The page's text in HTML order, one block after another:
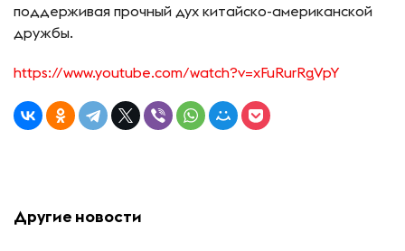
поддерживая прочный дух китайско-американской
дружбы.
https://www.youtube.com/watch?v=xFuRurRgVpY
Другие новости